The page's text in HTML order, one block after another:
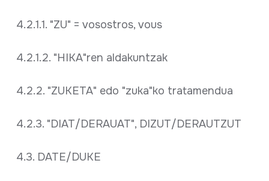
4.2.1.1. "ZU" = vosostros, vous
4.2.1.2. "HIKA"ren aldakuntzak
4.2.2. "ZUKETA" edo "zuka"ko tratamendua
4.2.3. "DIAT/DERAUAT", DIZUT/DERAUTZUT
4.3. DATE/DUKE